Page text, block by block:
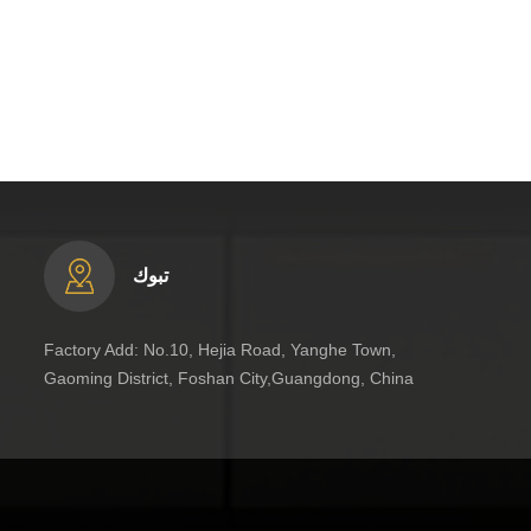
تبوك
Factory Add: No.10, Hejia Road, Yanghe Town,
Gaoming District, Foshan City,Guangdong, China